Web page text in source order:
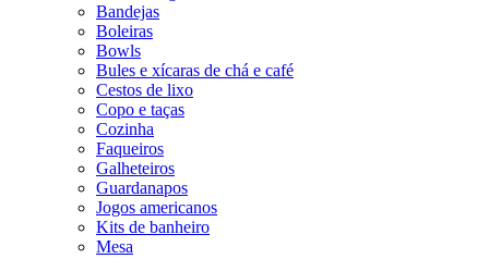
Bandejas
Boleiras
Bowls
Bules e xícaras de chá e café
Cestos de lixo
Copo e taças
Cozinha
Faqueiros
Galheteiros
Guardanapos
Jogos americanos
Kits de banheiro
Mesa